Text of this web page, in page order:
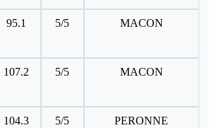
95.1 5/5 MACON
107.2 5/5 MACON
104.3 5/5 PERONNE